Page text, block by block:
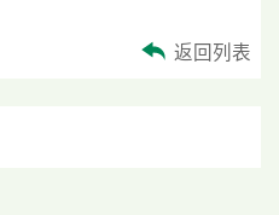
返回列表